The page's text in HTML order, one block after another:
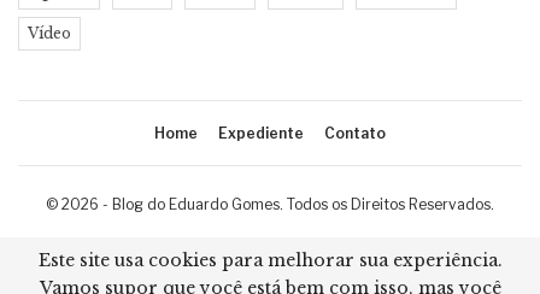
Vídeo
Home Expediente Contato
© 2026 - Blog do Eduardo Gomes. Todos os Direitos Reservados.
Desenvolvimento:Ricard Cristian
Este site usa cookies para melhorar sua experiência.
Vamos supor que você está bem com isso, mas você